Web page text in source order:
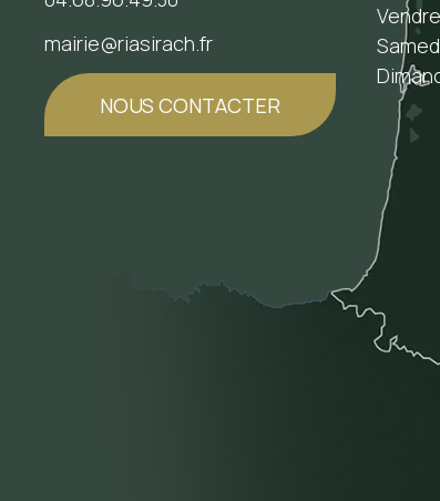
mairie@riasirach.fr
NOUS CONTACTER